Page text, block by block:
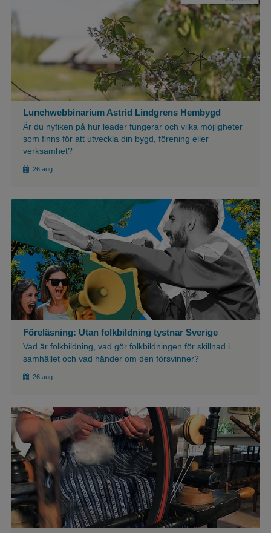
Lunchwebbinarium Astrid Lindgrens Hembygd
Är du nyfiken på hur leader fungerar och vilka möjligheter
som finns för att utveckla din bygd, förening eller
verksamhet?
26 aug
Föreläsning: Utan folkbildning tystnar Sverige
Vad är folkbildning, vad gör folkbildningen för skillnad i
samhället och vad händer om den försvinner?
26 aug
${article.imgAlt}